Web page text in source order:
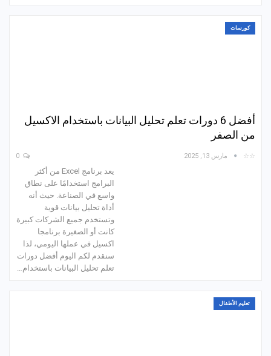
كورسات
أفضل 6 دورات تعلم تحليل البيانات باستخدام الاكسيل
من الصفر
☆☆ مارس 13, 2025
يعد برنامج Excel من أكثر
البرامج استخدامًا على نطاق
واسع في الصناعة. حيث أنه
أداة تحليل بيانات قوية
وتستخدم جميع الشركات كبيرة
كانت أو الصغيرة برنامجا
اكسيل في عملها اليومي، لذا
سنقدم لكم اليوم أفضل دورات
تعلم تحليل البيانات باستخدام…
تعليم الأطفال